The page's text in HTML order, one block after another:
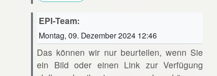
EPI-Team:
Montag, 09. Dezember 2024 12:46
Das können wir nur beurteilen, wenn Sie
ein Bild oder einen Link zur Verfügung